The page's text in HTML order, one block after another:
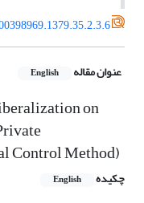
عنوان مقاله English
on
Control Method)
چکیده English